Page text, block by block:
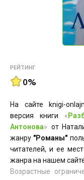
РЕЙТИНГ
0%
На сайте knigi-
версия книги «
Антонова» от
жанру "Романы"
читателей, и ее
жанра на нашем
Возрастные